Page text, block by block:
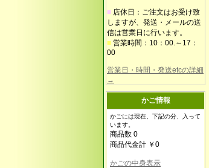
■ 店休日：ご注文はお受け致
しますが、発送・メールの送
信は営業日に行います。
■ 営業時間：10：00.～17：
00
営業日・時間・発送etcの詳細
→
かご情報
かごには現在、下記の分、入って
います。
商品数 0
商品代金計 ￥0
かごの中身表示